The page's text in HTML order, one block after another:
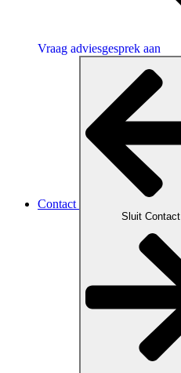
Vraag adviesgesprek aan
Contact
Sluit Contact